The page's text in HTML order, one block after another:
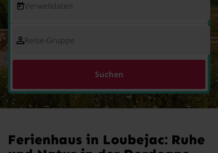
Verweildaten
Reise-Gruppe
Suchen
Ferienhaus in Loubejac: Ruhe